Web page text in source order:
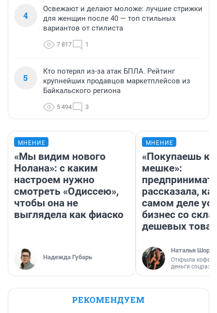
4
Освежают и делают моложе: лучшие стрижки
для женщин после 40 — топ стильных
вариантов от стилиста
7 817 1
5
Кто потерял из-за атак БПЛА. Рейтинг
крупнейших продавцов маркетплейсов из
Байкальского региона
5 494 3
МНЕНИЕ
«Мы видим нового
Нолана»: с каким
настроем нужно
смотреть «Одиссею»,
чтобы она не
выглядела как фиаско
Надежда Губарь
МНЕНИЕ
«Покупаешь
мешке»:
рассказала,
самом деле
бизнес со
дешевых
Наталья
Открыла
деньги
РЕКОМЕНДУЕМ